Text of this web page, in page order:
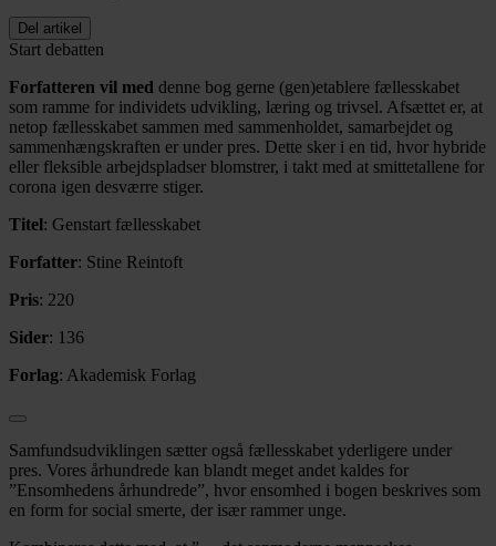
Del artikel
Start debatten
Forfatteren vil med denne bog gerne (gen)etablere fællesskabet
som ramme for individets udvikling, læring og trivsel. Afsættet er, at
netop fællesskabet sammen med sammenholdet, samarbejdet og
sammenhængskraften er under pres. Dette sker i en tid, hvor hybride
eller fleksible arbejdspladser blomstrer, i takt med at smittetallene for
corona igen desværre stiger.
Titel: Genstart fællesskabet
Forfatter: Stine Reintoft
Pris: 220
Sider: 136
Forlag: Akademisk Forlag
Samfundsudviklingen sætter også fællesskabet yderligere under
pres. Vores århundrede kan blandt meget andet kaldes for
”Ensomhedens århundrede”, hvor ensomhed i bogen beskrives som
en form for social smerte, der især rammer unge.